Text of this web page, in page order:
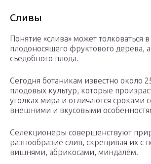
Сливы
Понятие «слива» может толковаться
плодоносящего фруктового дерева,
съедобного плода.
Сегодня ботаникам известно около
плодовых культур, которые
уголках мира и отличаются сроками
внешними и вкусовыми
Селекционеры совершенствуют
разнообразие слив, скрещивая их с
вишнями, абрикосами, миндалём.